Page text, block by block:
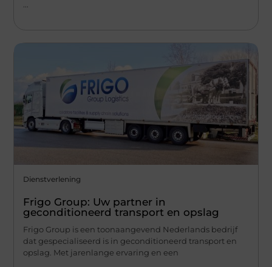
...
Dienstverlening
Frigo Group: Uw partner in
geconditioneerd transport en opslag
Frigo Group is een toonaangevend Nederlands bedrijf
dat gespecialiseerd is in geconditioneerd transport en
opslag. Met jarenlange ervaring en een